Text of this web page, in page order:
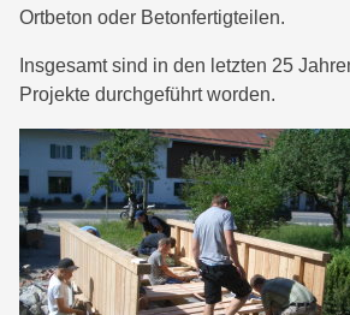
Ortbeton oder Betonfertigteilen.
Insgesamt sind in den letzten 25
Projekte durchgeführt worden.